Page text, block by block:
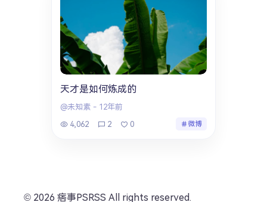
天才是如何炼成的
@未知素 - 12年前
4,062
2 0 微博
© 2026 痞事PSRSS All rights reserved.